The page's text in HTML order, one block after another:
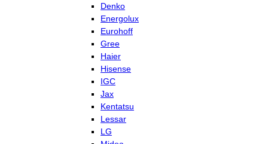
Denko
Energolux
Eurohoff
Gree
Haier
Hisense
IGC
Jax
Kentatsu
Lessar
LG